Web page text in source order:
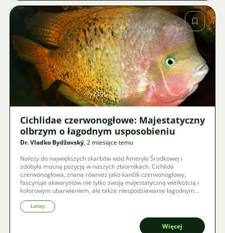
Zdjęcie
2495 15
Cichlidae czerwonogłowe: Majestatyczny
olbrzym o łagodnym usposobieniu
Dr. Vladko Bydžovský, 2 miesiące temu
Należy do największych skarbów wód Ameryki Środkowej i
zdobyła mocną pozycję w naszych zbiornikach. Cichlida
czerwonogłowa, znana również jako kančík czerwonogłowy,
fascynuje akwarystów nie tylko swoją majestatyczną wielkością i
kolorowym ubarwieniem, ale także niespodziewanie łagodnym
usposobieniem. Co wszystko wiąże się z hodowlą tego
inteligentnego olbrzyma i jak stworzyć mu w niewoli idealne
warunki do udanego rozmnażania?
Łatwy
Więcej